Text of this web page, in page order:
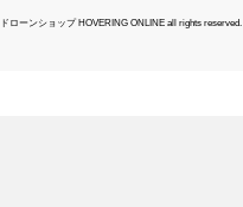
ローンショップ HOVERING ONLINE all rights reserved.